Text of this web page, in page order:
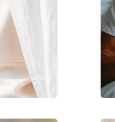
Sport
Hardlopen, Tennis,
OO 9406 07 37